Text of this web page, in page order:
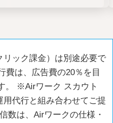
ック課金）は別途必要で
は、広告費の20％を目
。 ※Airワーク スカウト
用代行と組み合わせてご提
数は、Airワークの仕様・